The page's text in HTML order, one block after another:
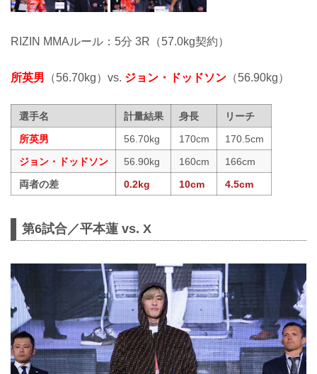
RIZIN MMAルール：5分 3R（57.0kg契約）
所英男 （56.70kg）vs. ジョン・ドッドソン （56.90kg）
選手名 計量結果 身長
リーチ
所英男
56.70kg 170cm
170.5cm
ジョン・ドッドソン
56.90kg 160cm
166cm
両者の差
0.2kg 10cm 4.5cm
第6試合／平本蓮 vs. X